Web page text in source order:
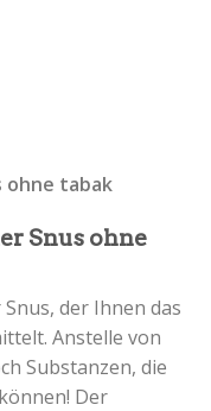
ohne tabak
Snus ohne
der Ihnen das
Anstelle von
Substanzen, die
Der